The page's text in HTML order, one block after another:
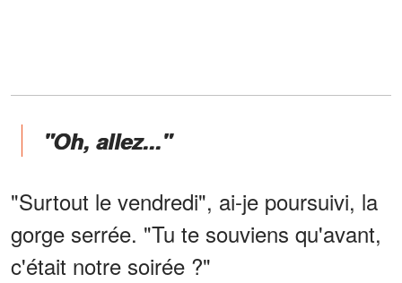
"Oh, allez..."
"Surtout le vendredi", ai-je poursuivi, la
gorge serrée. "Tu te souviens qu'avant,
c'était notre soirée ?"